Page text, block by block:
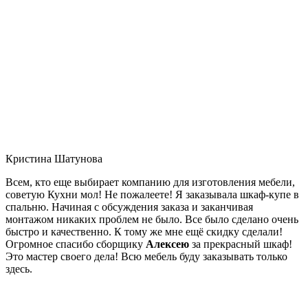
Кристина Шатунова
Всем, кто еще выбирает компанию для изготовления мебели,
советую Кухни мол! Не пожалеете! Я заказывала шкаф-купе в
спальню. Начиная с обсуждения заказа и заканчивая
монтажом никаких проблем не было. Все было сделано очень
быстро и качественно. К тому же мне ещё скидку сделали!
Огромное спасибо сборщику Алексею за прекрасный шкаф!
Это мастер своего дела! Всю мебель буду заказывать только
здесь.